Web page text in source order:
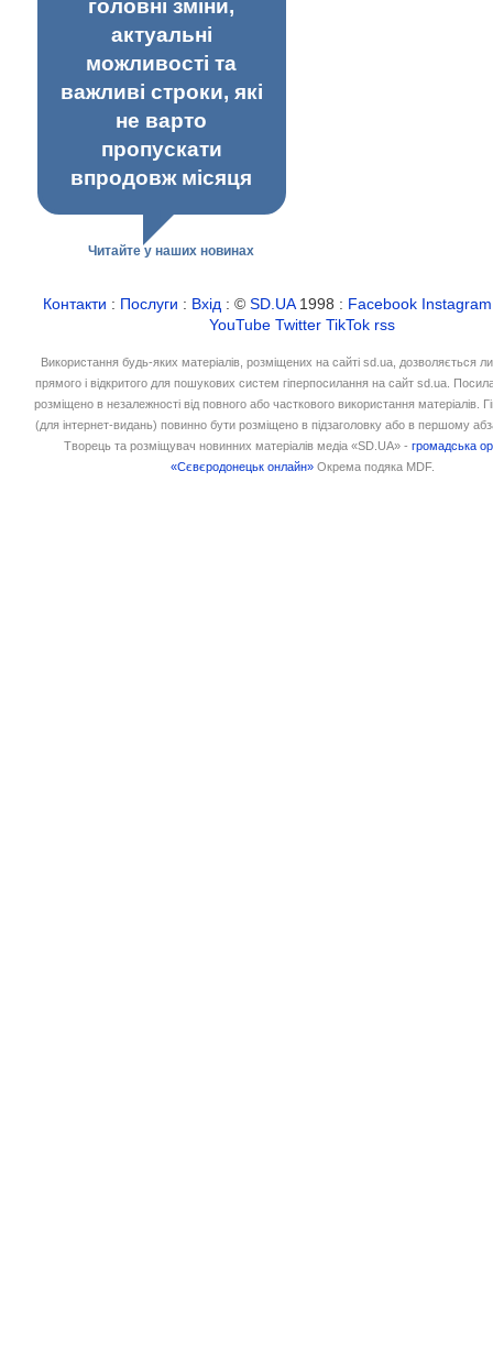
головні зміни,
актуальні
можливості та
важливі строки, які
не варто
пропускати
впродовж місяця
Читайте у наших новинах
Контакти : Послуги : Вхід : ©SD.UA1998 : Facebook Instagram
YouTube Twitter TikTok rss
Використання будь-яких матеріалів, розміщених на сайті sd.ua, дозволяється
прямого і відкритого для пошукових систем гіперпосилання на сайт sd.ua.
розміщено в незалежності від повного або часткового використання матеріалів.
(для інтернет-видань) повинно бути розміщено в підзаголовку або в першому
Творець та розміщувач новинних матеріалів медіа «SD.UA» -громадська
«Сєвєродонецьк онлайн» Окрема подяка MDF.